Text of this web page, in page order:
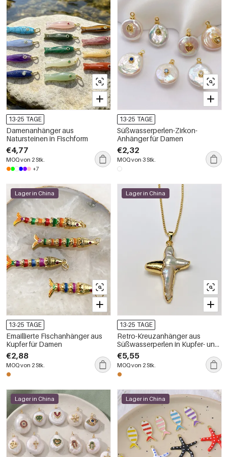
13-25 TAGE
Damenanhänger aus
Natursteinen in Fischform
€4,77
MOQ von 2 Stk.
+7
13-25 TAGE
Süßwasserperlen-Zirkon-
Anhänger für Damen
€2,32
MOQ von 3 Stk.
Lager in China
13-25 TAGE
Emaillierte Fischanhänger aus
Kupfer für Damen
€2,88
MOQ von 2 Stk.
Lager in China
13-25 TAGE
Retro-Kreuzanhänger aus
Süßwasserperlen in Kupfer- und
Goldfarbe für Damen
€5,55
MOQ von 2 Stk.
Lager in China Lager in China